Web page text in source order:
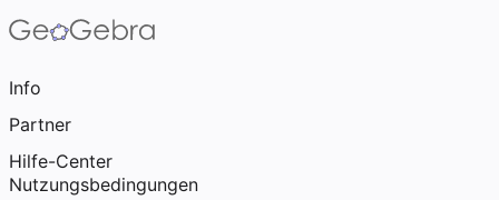
Info
Partner
Hilfe-Center
Nutzungsbedingungen